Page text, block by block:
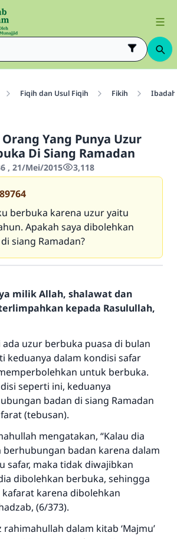
Fiqih dan Usul Fiqih Fikih
Yang Punya Uzur
Di Siang Ramadan
, 21/Mei/2015 3,118
berbuka karena uzur yaitu
Apakah saya dibolehkan
siang Ramadan?
milik Allah, shalawat dan
kepada Rasulullah,
uzur berbuka puasa di bulan
keduanya dalam kondisi safar
untuk berbuka.
seperti ini, keduanya
badan di siang Ramadan
(tebusan).
mengatakan, “Kalau dia
badan karena dalam
safar, maka tidak diwajibkan
dibolehkan berbuka, sehingga
karena dibolehkan
(6/373).
rahimahullah dalam kitab ‘Majmu’
no. 110845
pernikahan.